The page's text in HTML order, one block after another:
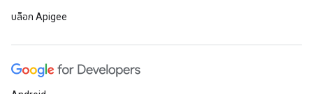
บล็อก Apigee